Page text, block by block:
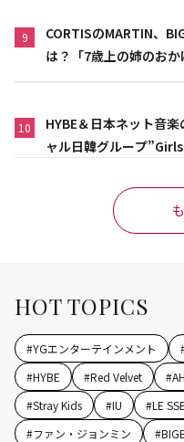
9
CORTISのMARTIN、
は？「7歳上の姉のお
10
HYBE＆日本ネット音
ャル日韓グループ
HOT TOPICS
#YGエンターテインメント
#HYBE #Red Velvet #
#Stray Kids #IU #LE
#ファン・ジョンミン #